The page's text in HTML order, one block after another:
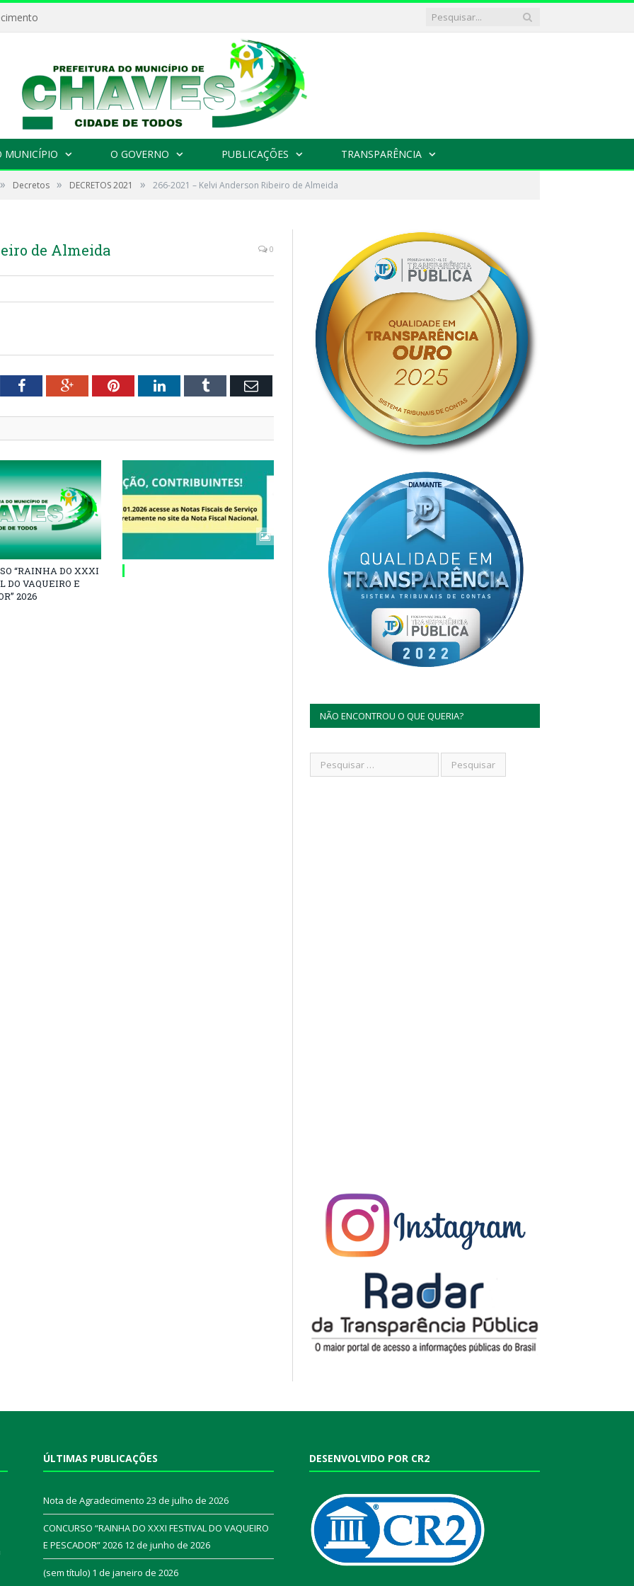
MUNICÍPIO O GOVERNO PUBLICAÇÕES TRANSPARÊNCIA
» Decretos » DECRETOS 2021 » 266-2021 – Kelvi Anderson Ribeiro de Almeida
de Almeida 0
FacebookGoogle+PinterestLinkedInTumblr Email
“RAINHA DO XXXI
DO VAQUEIRO E
2026
NÃO ENCONTROU O QUE QUERIA?
ÚLTIMAS PUBLICAÇÕES
Nota de Agradecimento 23 de julho de 2026
CONCURSO “RAINHA DO XXXI FESTIVAL DO VAQUEIRO
E PESCADOR” 2026 12 de junho de 2026
(sem título) 1 de janeiro de 2026
DESENVOLVIDO POR CR2